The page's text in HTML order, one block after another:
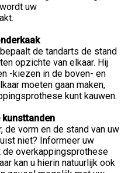
uw
de tandarts de stand
opzichte van elkaar. Hij
-kiezen in de boven- en
moeten gaan maken,
kunt kauwen.
kunsttanden
de vorm en de stand van uw
niet? Informeer uw
de overkappingsprothese
kan u hierin natuurlijk ook